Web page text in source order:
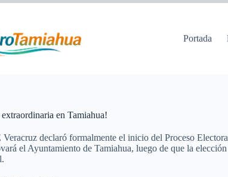
Portada
en Tamiahua!
declaró formalmente el inicio del Proceso
el Ayuntamiento de Tamiahua, luego de que la